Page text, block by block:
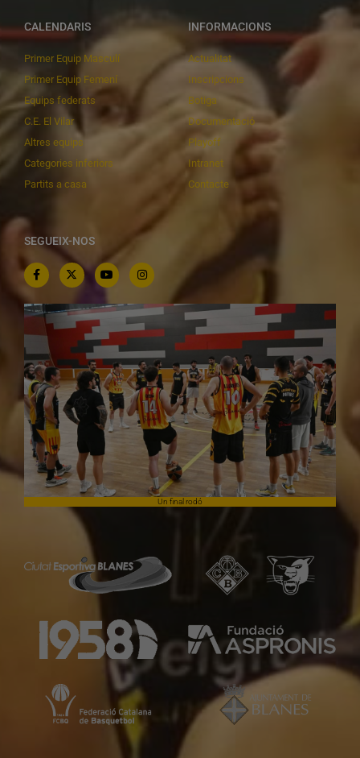
CALENDARIS
Primer Equip Masculí
Primer Equip Femení
Equips federats
C.E. El Vilar
Altres equips
Categories inferiors
Partits a casa
INFORMACIONS
Actualitat
Inscripcions
Botiga
Documentació
Playoff
Intranet
Contacte
SEGUEIX-NOS
Un final rodó